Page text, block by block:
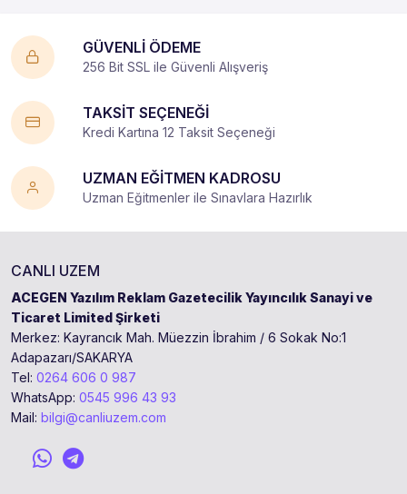
GÜVENLİ ÖDEME
256 Bit SSL ile Güvenli Alışveriş
TAKSİT SEÇENEĞİ
Kredi Kartına 12 Taksit Seçeneği
UZMAN EĞİTMEN KADROSU
Uzman Eğitmenler ile Sınavlara Hazırlık
CANLI UZEM
ACEGEN Yazılım Reklam Gazetecilik Yayıncılık Sanayi ve
Ticaret Limited Şirketi
Merkez: Kayrancık Mah. Müezzin İbrahim / 6 Sokak No:1
Adapazarı/SAKARYA
Tel: 0264 606 0 987
WhatsApp: 0545 996 43 93
Mail: bilgi@canliuzem.com